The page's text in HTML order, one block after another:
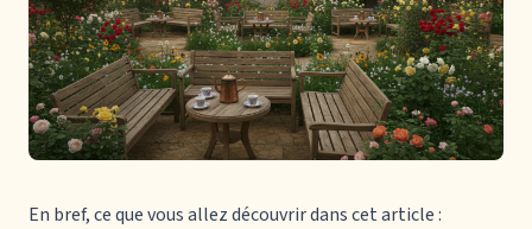
En bref, ce que vous allez découvrir dans cet article :